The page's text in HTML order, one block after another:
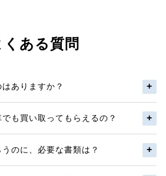
くある質問
ありますか？
も買い取ってもらえるの？
のに、必要な書類は？